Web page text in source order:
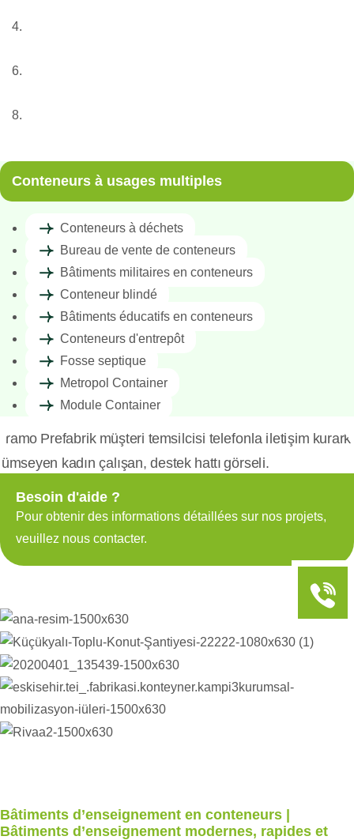
Conteneurs à usages multiples
Conteneurs à déchets
Bureau de vente de conteneurs
Bâtiments militaires en conteneurs
Conteneur blindé
Bâtiments éducatifs en conteneurs
Conteneurs d'entrepôt
Fosse septique
Metropol Container
Module Container
Besoin d'aide ?
Pour obtenir des informations détaillées sur nos projets,
veuillez nous contacter.
Bâtiments d’enseignement en conteneurs |
Bâtiments d’enseignement modernes, rapides et